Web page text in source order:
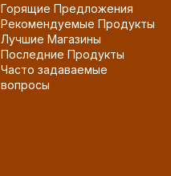
Горящие Предложения
Рекомендуемые Продукты
Лучшие Магазины
Последние Продукты
Часто задаваемые
вопросы